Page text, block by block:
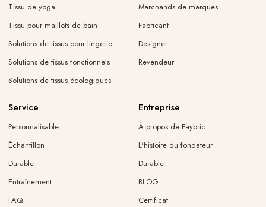
Tissu de yoga
Tissu pour maillots de bain
Solutions de tissus pour lingerie
Solutions de tissus fonctionnels
Solutions de tissus écologiques
Marchands de marques
Fabricant
Designer
Revendeur
Service
Personnalisable
Échantillon
Durable
Entraînement
FAQ
Entreprise
À propos de Faybric
L'histoire du fondateur
Durable
BLOG
Certificat